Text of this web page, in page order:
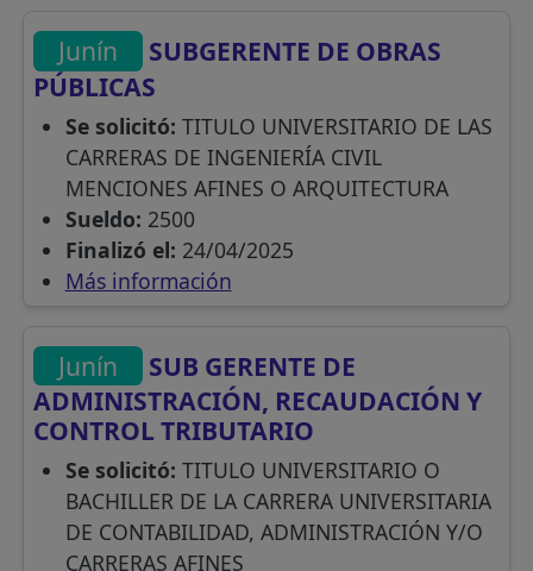
Junín
SUBGERENTE DE OBRAS
PÚBLICAS
Se solicitó: TITULO UNIVERSITARIO DE LAS
CARRERAS DE INGENIERÍA CIVIL
MENCIONES AFINES O ARQUITECTURA
Sueldo: 2500
Finalizó el: 24/04/2025
Más información
Junín
SUB GERENTE DE
ADMINISTRACIÓN, RECAUDACIÓN Y
CONTROL TRIBUTARIO
Se solicitó: TITULO UNIVERSITARIO O
BACHILLER DE LA CARRERA UNIVERSITARIA
DE CONTABILIDAD, ADMINISTRACIÓN Y/O
CARRERAS AFINES